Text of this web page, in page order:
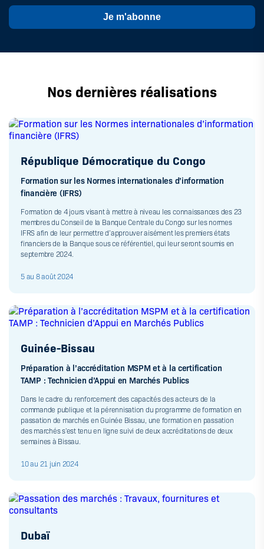
(Nécessaire)
Nos dernières réalisations
République Démocratique du Congo
Formation sur les Normes internationales d’information
financière (IFRS)
Formation de 4 jours visant à mettre à niveau les connaissances des 23
membres du Conseil de la Banque Centrale du Congo sur les normes
IFRS afin de leur permettre d’approuver aisément les premiers états
financiers de la Banque sous ce référentiel, qui leur seront soumis en
septembre 2024.
5 au 8 août 2024
Guinée-Bissau
Préparation à l’accréditation MSPM et à la certification
TAMP : Technicien d’Appui en Marchés Publics
Dans le cadre du renforcement des capacités des acteurs de la
commande publique et la pérennisation du programme de formation en
passation de marchés en Guinée Bissau, une formation en passation
des marchés s'est tenu en ligne suivi de deux accréditations de deux
semaines à Bissau.
10 au 21 juin 2024
Dubaï